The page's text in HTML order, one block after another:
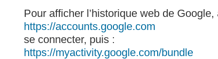
Pour afficher l’historique web de
https://accounts.google.com
se connecter, puis :
https://myactivity.google.com/bundle